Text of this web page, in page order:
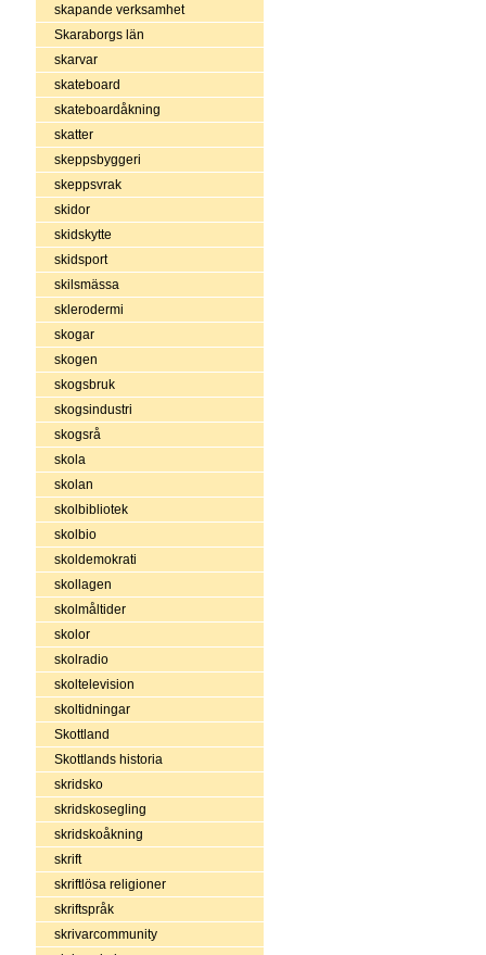
skapande verksamhet
Skaraborgs län
skarvar
skateboard
skateboardåkning
skatter
skeppsbyggeri
skeppsvrak
skidor
skidskytte
skidsport
skilsmässa
sklerodermi
skogar
skogen
skogsbruk
skogsindustri
skogsrå
skola
skolan
skolbibliotek
skolbio
skoldemokrati
skollagen
skolmåltider
skolor
skolradio
skoltelevision
skoltidningar
Skottland
Skottlands historia
skridsko
skridskosegling
skridskoåkning
skrift
skriftlösa religioner
skriftspråk
skrivarcommunity